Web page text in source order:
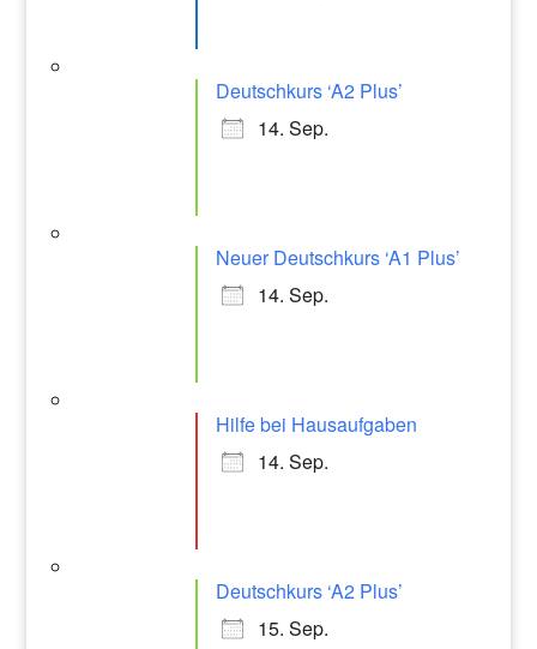
Deutschkurs ‘A2 Plus’
14. Sep.
Neuer Deutschkurs ‘A1 Plus’
14. Sep.
Hilfe bei Hausaufgaben
14. Sep.
Deutschkurs ‘A2 Plus’
15. Sep.